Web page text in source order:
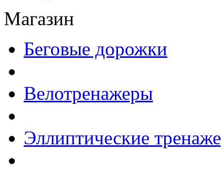
Магазин
Беговые дорожки
Велотренажеры
Эллиптические